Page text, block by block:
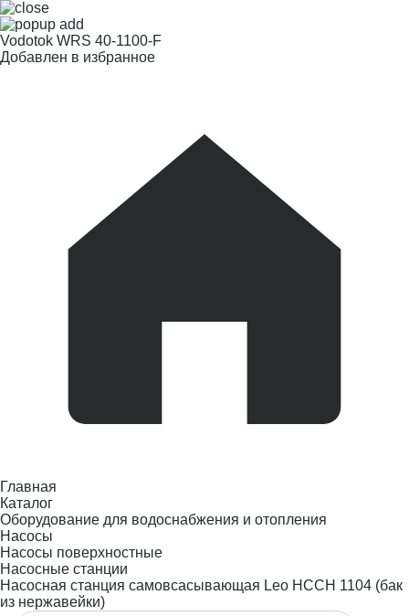
Vodotok WRS 40-1100-F
Добавлен в избранное
Главная
Каталог
Оборудование для водоснабжения и отопления
Насосы
Насосы поверхностные
Насосные станции
Насосная станция самовсасывающая Leo НССН 1104 (бак
из нержавейки)